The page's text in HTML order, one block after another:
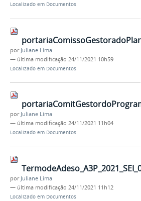
Localizado em Documentos
por Juliane Lima
— última modificação 24/11/2021 10h59
Localizado em Documentos
por Juliane Lima
— última modificação 24/11/2021 11h04
Localizado em Documentos
por Juliane Lima
— última modificação 24/11/2021 11h12
Localizado em Documentos